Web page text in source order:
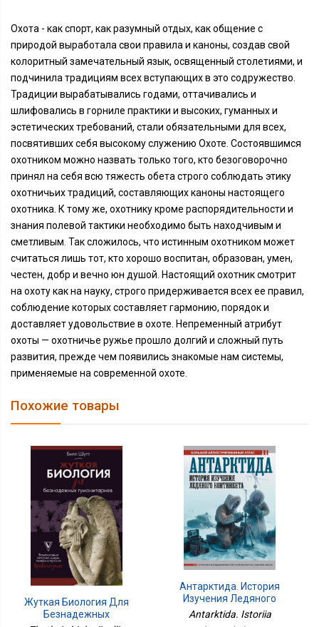
Охота - как спорт, как разумный отдых, как общение с
природой выработала свои правила и каноны, создав свой
колоритный замечательный язык, освященный столетиями, и
подчинила традициям всех вступающих в это содружество.
Традиции вырабатывались годами, оттачивались и
шлифовались в горниле практики и высоких, гуманных и
эстетических требований, стали обязательными для всех,
посвятивших себя высокому служению Охоте. Состоявшимся
охотником можно назвать только того, кто безоговорочно
принял на себя всю тяжесть обета строго соблюдать этику
охотничьих традиций, составляющих каноны настоящего
охотника. К тому же, охотнику кроме распорядительности и
знания полевой тактики необходимо быть находчивым и
сметливым. Так сложилось, что истинным охотником может
считаться лишь тот, кто хорошо воспитан, образован, умен,
честен, добр и вечно юн душой. Настоящий охотник смотрит
на охоту как на науку, строго придерживается всех ее правил,
соблюдение которых составляет гармонию, порядок и
доставляет удовольствие в охоте. Непременный атрибут
охоты — охотничье ружье прошло долгий и сложный путь
развития, прежде чем появились знакомые нам системы,
применяемые на современной охоте.
Похожие товары
Жуткая Биология Для
Безнадежных
Антарктида. История
Изучения Ледяного
Континента. Большой
Antarktida. Istoriia